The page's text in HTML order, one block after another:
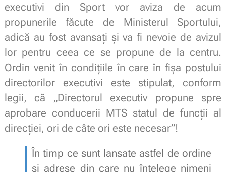
executivi din Sport vor aviza de acum
propunerile făcute de Ministerul Sportului,
adică au fost avansați și va fi nevoie de avizul
lor pentru ceea ce se propune de la centru.
Ordin venit în condițiile în care în fișa postului
directorilor executivi este stipulat, conform
legii, că „Directorul executiv propune spre
aprobare conducerii MTS statul de funcții al
direcției, ori de câte ori este necesar”!
În timp ce sunt lansate astfel de ordine
și adrese din care nu întelege nimeni